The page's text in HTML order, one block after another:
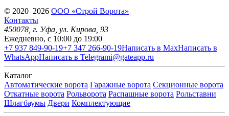
© 2020–2026 OOO «Строй Ворота»
Контакты
450078 , г. Уфа ул. Кирова, 93
Ежедневно, с 10:00 до 19:00
+7 937 849-90-19+7 347 266-90-19Написать в MaxНаписать в
WhatsAppНаписать в Telegrami@gateapp.ru
Каталог
Автоматические ворота Гаражные ворота Секционные ворота
Откатные ворота Рольворота Распашные ворота Рольставни
Шлагбаумы Двери Комплектующие